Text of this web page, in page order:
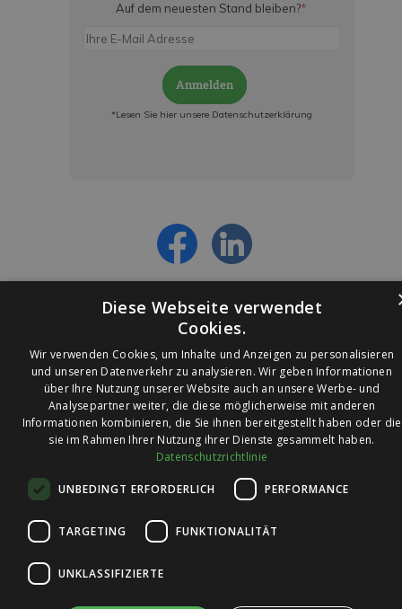
Auf dem neuesten Stand bleiben?*
Anmelden
*Lesen Sie hier unsere Datenschutzerklärung
© 2026 Ledleuchtendiscounter.de
auf
Trusted Shops
Diese Webseite verwendet
Cookies.
Wir verwenden Cookies, um Inhalte und Anzeigen zu personalisieren
und unseren Datenverkehr zu analysieren. Wir geben Informationen
über Ihre Nutzung unserer Website auch an unsere Werbe- und
Analysepartner weiter, die diese möglicherweise mit anderen
Informationen kombinieren, die Sie ihnen bereitgestellt haben oder die
sie im Rahmen Ihrer Nutzung ihrer Dienste gesammelt haben.
Datenschutzrichtlinie
UNBEDINGT ERFORDERLICH PERFORMANCE
TARGETING FUNKTIONALITÄT
UNKLASSIFIZIERTE